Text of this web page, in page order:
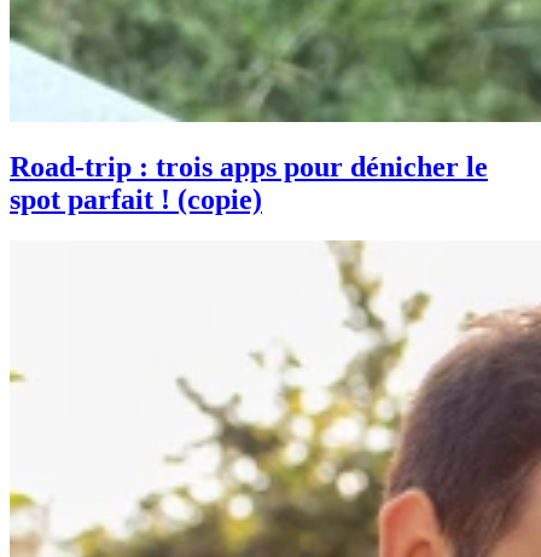
Road-trip : trois apps pour dénicher le
spot parfait ! (copie)